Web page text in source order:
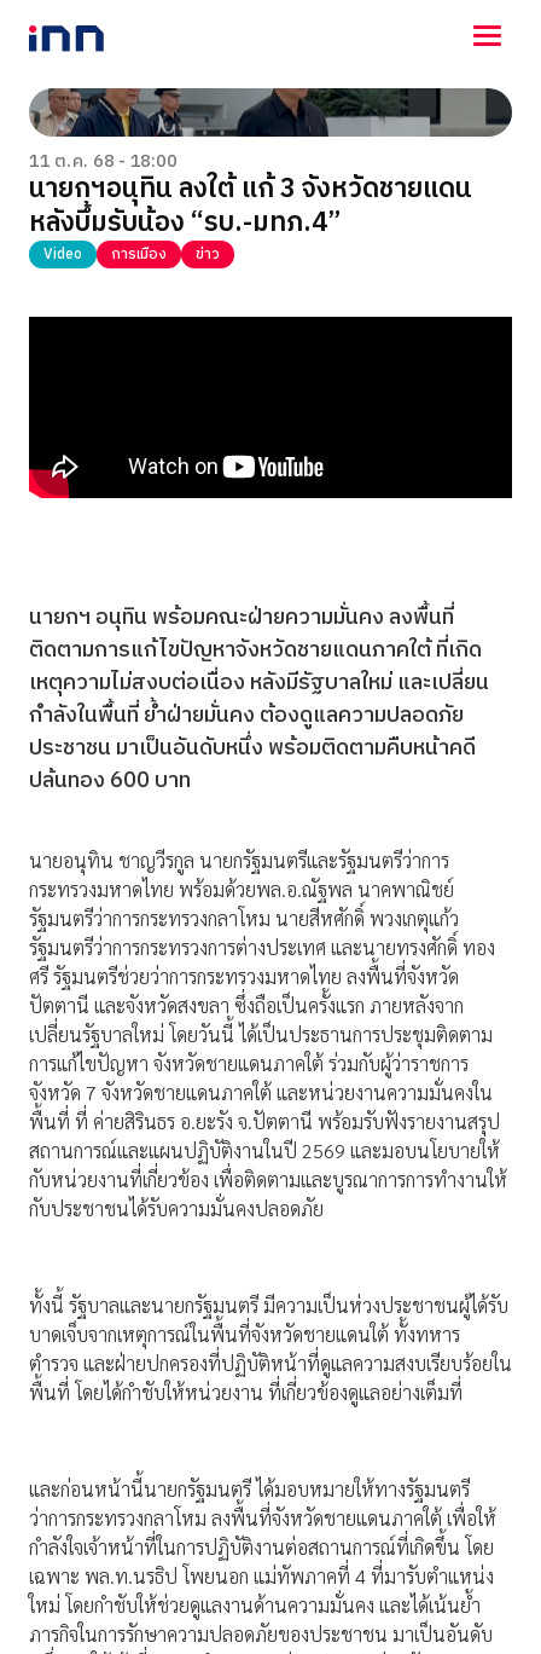
NEWS
ENTERTAINMENT
LIFESTYLE
HOROSCOPE
LOTTERY
VIDEO
11 ต.ค. 68 - 18:00
นายกฯอนุทิน ลงใต้ แก้ 3 จังหวัดชายแดน
หลังบึ้มรับน้อง “รบ.-มทภ.4”
Video การเมือง ข่าว
นายกฯ อนุทิน พร้อมคณะฝ่ายความมั่นคง ลงพื้นที่
ติดตามการแก้ไขปัญหาจังหวัดชายแดนภาคใต้ ที่เกิด
เหตุความไม่สงบต่อเนื่อง หลังมีรัฐบาลใหม่ และเปลี่ยน
กำลังในพื้นที่ ย้ำฝ่ายมั่นคง ต้องดูแลความปลอดภัย
ประชาชน มาเป็นอันดับหนึ่ง พร้อมติดตามคืบหน้าคดี
ปล้นทอง 600 บาท
นายอนุทิน ชาญวีรกูล นายกรัฐมนตรีและรัฐมนตรีว่าการ
กระทรวงมหาดไทย พร้อมด้วยพล.อ.ณัฐพล นาคพาณิชย์
รัฐมนตรีว่าการกระทรวงกลาโหม นายสีหศักดิ์ พวงเกตุแก้ว
รัฐมนตรีว่าการกระทรวงการต่างประเทศ และนายทรงศักดิ์ ทอง
ศรี รัฐมนตรีช่วยว่าการกระทรวงมหาดไทย ลงพื้นที่จังหวัด
ปัตตานี และจังหวัดสงขลา ซึ่งถือเป็นครั้งแรก ภายหลังจาก
เปลี่ยนรัฐบาลใหม่ โดยวันนี้ ได้เป็นประธานการประชุมติดตาม
การแก้ไขปัญหา จังหวัดชายแดนภาคใต้ ร่วมกับผู้ว่าราชการ
จังหวัด 7 จังหวัดชายแดนภาคใต้ และหน่วยงานความมั่นคงใน
พื้นที่ ที่ ค่ายสิรินธร อ.ยะรัง จ.ปัตตานี พร้อมรับฟังรายงานสรุป
สถานการณ์และแผนปฏิบัติงานในปี 2569 และมอบนโยบายให้
กับหน่วยงานที่เกี่ยวข้อง เพื่อติดตามและบูรณาการการทำงานให้
กับประชาชนได้รับความมั่นคงปลอดภัย
ทั้งนี้ รัฐบาลและนายกรัฐมนตรี มีความเป็นห่วงประชาชนผู้ได้รับ
บาดเจ็บจากเหตุการณ์ในพื้นที่จังหวัดชายแดนใต้ ทั้งทหาร
ตำรวจ และฝ่ายปกครองที่ปฏิบัติหน้าที่ดูแลความสงบเรียบร้อยใน
พื้นที่ โดยได้กำชับให้หน่วยงาน ที่เกี่ยวข้องดูแลอย่างเต็มที่
และก่อนหน้านี้นายกรัฐมนตรี ได้มอบหมายให้ทางรัฐมนตรี
ว่าการกระทรวงกลาโหม ลงพื้นที่จังหวัดชายแดนภาคใต้ เพื่อให้
กำลังใจเจ้าหน้าที่ในการปฏิบัติงานต่อสถานการณ์ที่เกิดขึ้น โดย
เฉพาะ พล.ท.นรธิป โพยนอก แม่ทัพภาคที่ 4 ที่มารับตำแหน่ง
ใหม่ โดยกำชับให้ช่วยดูแลงานด้านความมั่นคง และได้เน้นย้ำ
ภารกิจในการรักษาความปลอดภัยของประชาชน มาเป็นอันดับ